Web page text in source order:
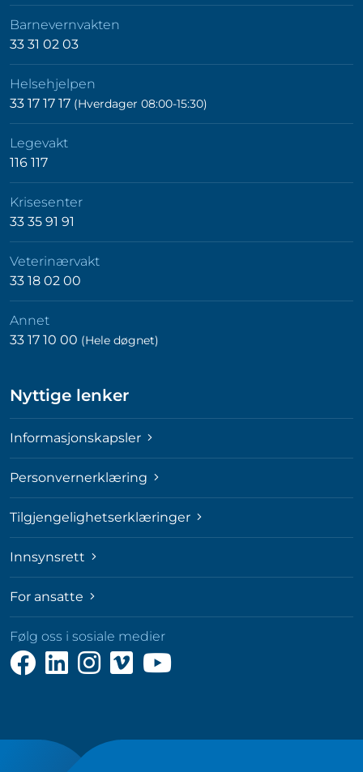
Barnevernvakten
33 31 02 03
Helsehjelpen
33 17 17 17 (Hverdager 08:00-15:30)
Legevakt
116 117
Krisesenter
33 35 91 91
Veterinærvakt
33 18 02 00
Annet
33 17 10 00 (Hele døgnet)
Nyttige lenker
Informasjonskapsler
Personvernerklæring
Tilgjengelighetserklæringer
Innsynsrett
For ansatte
Følg oss i sosiale medier
Følg
oss
Følg
oss
Følg
oss
Følg
oss
Følg
oss